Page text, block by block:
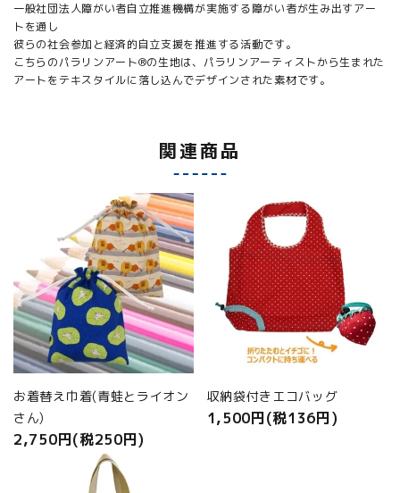
一般社団法人障がい者自立推進機構が実施する障がい者が生み出すアー
トを通し
彼らの社会参加と経済的自立支援を推進する活動です。
こちらのパラリンアート®の生地は、パラリンアーティストから生まれた
アートをテキスタイルに落し込んでデザインされた素材です。
関連商品
お着替え巾着(青蛙とライオン
さん)
2,750円(税250円)
収納袋付きエコバッグ
1,500円(税136円)